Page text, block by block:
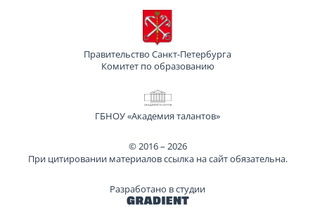
Правительство Санкт-Петербурга
Комитет по образованию
ГБНОУ «Академия талантов»
© 2016 – 2026
При цитировании материалов ссылка на сайт обязательна.
Разработано в студии